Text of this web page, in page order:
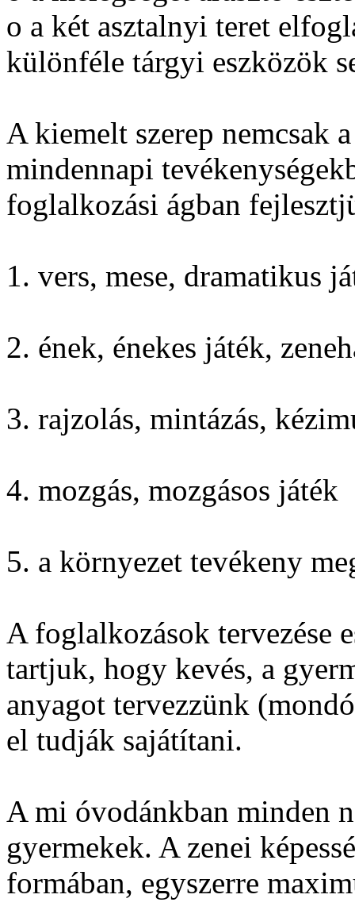
o a két asztalnyi teret
különféle tárgyi eszközök
A kiemelt szerep nemcsak
mindennapi
foglalkozási ágban
1. vers, mese, dramatikus
2. ének, énekes játék,
3. rajzolás, mintázás,
4. mozgás, mozgásos játék
5. a környezet tevékeny
A foglalkozások tervezése
tartjuk, hogy kevés, a
anyagot tervezzünk
el tudják sajátítani.
A mi óvodánkban minden
gyermekek. A zenei
formában, egyszerre